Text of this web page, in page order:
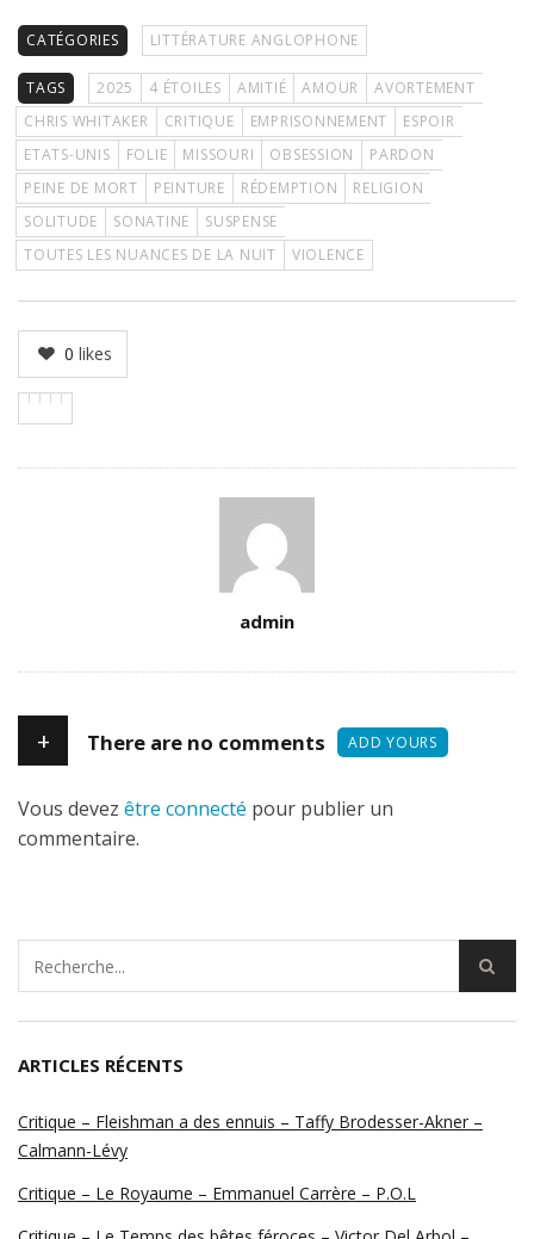
CATÉGORIES LITTÉRATURE ANGLOPHONE
TAGS 2025 4 ÉTOILES AMITIÉ AMOUR
AVORTEMENT
CHRIS WHITAKER
CRITIQUE EMPRISONNEMENT
ESPOIR
ETATS-UNIS
FOLIE MISSOURI OBSESSION
PARDON
PEINE DE MORT
PEINTURE RÉDEMPTION
RELIGION
SOLITUDE
SONATINE
SUSPENSE
TOUTES LES NUANCES DE LA NUIT
VIOLENCE
0 likes
admin
+ There are no comments ADD YOURS
Vous devez être connecté pour publier un
commentaire.
ARTICLES RÉCENTS
Critique – Fleishman a des ennuis – Taffy Brodesser-Akner –
Calmann-Lévy
Critique – Le Royaume – Emmanuel Carrère – P.O.L